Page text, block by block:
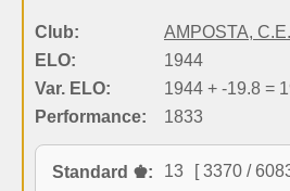
Club:
AMPOSTA, C.E.
ELO:
1944
Var. ELO:
1944 + -19.8 =
Performance:
1833
Standard ♚: 13
[ 3370 /